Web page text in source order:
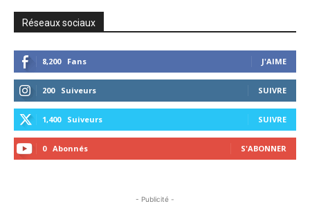
Réseaux sociaux
8,200 Fans J'AIME
200 Suiveurs SUIVRE
1,400 Suiveurs SUIVRE
0 Abonnés S'ABONNER
- Publicité -